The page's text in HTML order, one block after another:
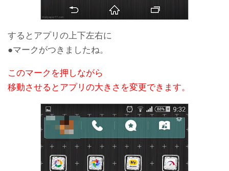
するとアプリの上下左右に
●マークがつきましたね。
このマークを押しながら
移動させるとアプリの大きさを変更できます。